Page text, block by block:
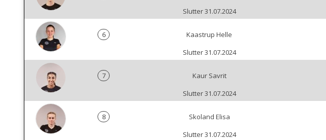
Slutter 31.07.2024
6
Kaastrup Helle
Slutter 31.07.2024
7
Kaur Savrit
Slutter 31.07.2024
8
Skoland Elisa
Slutter 31.07.2024